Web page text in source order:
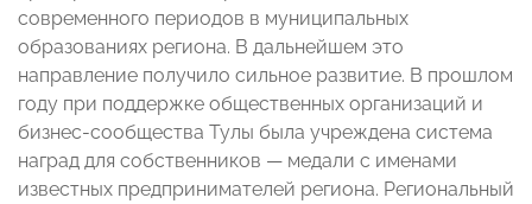
современного периодов в муниципальных
образованиях региона. В дальнейшем это
направление получило сильное развитие. В прошлом
году при поддержке общественных организаций и
бизнес-сообщества Тулы была учреждена система
наград для собственников — медали с именами
известных предпринимателей региона. Региональный